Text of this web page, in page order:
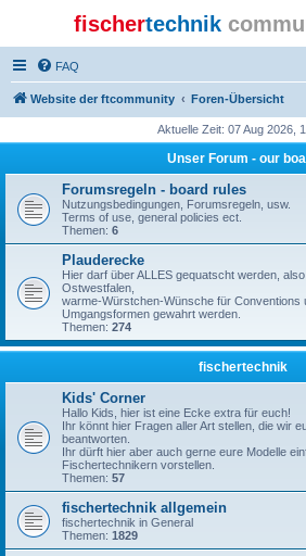
fischertechnik
FAQ
Website der ftcommunity Foren-Übersicht
Aktuelle Zeit: 07 Aug 2026,
Unser Forum - our
Forumsregeln - board rules
Nutzungsbedingungen, Forumsregeln, usw.
Terms of use, general policies ect.
Themen: 6
Plauderecke
Hier darf über ALLES gequatscht werden,
Ostwestfalen,
warme-Würstchen-Wünsche für Conventions
Umgangsformen gewahrt werden.
Themen: 274
fischertechnik
Kids' Corner
Hallo Kids, hier ist eine Ecke extra für euch!
Ihr könnt hier Fragen aller Art stellen, die wir
beantworten.
Ihr dürft hier aber auch gerne eure Modelle
Fischertechnikern vorstellen.
Themen: 57
fischertechnik allgemein
fischertechnik in General
Themen: 1829